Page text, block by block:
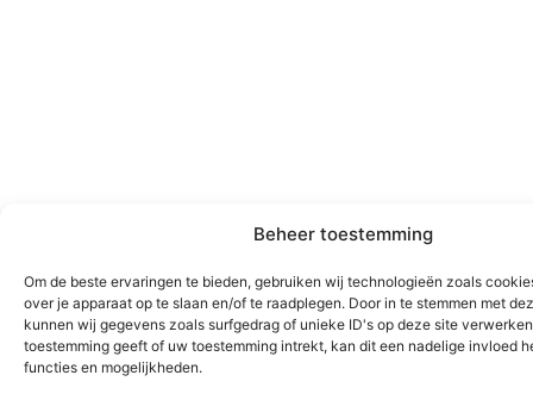
Beheer toestemming
Om de beste ervaringen te bieden, gebruiken wij technologieën zoals
over je apparaat op te slaan en/of te raadplegen. Door in te stemmen met
kunnen wij gegevens zoals surfgedrag of unieke ID's op deze site
toestemming geeft of uw toestemming intrekt, kan dit een nadelige invloed
functies en mogelijkheden.